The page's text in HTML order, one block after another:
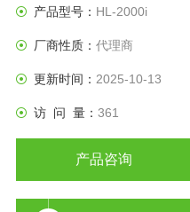
产品型号： HL-2000i
厂商性质： 代理商
更新时间： 2025-10-13
访 问 量： 361
产品咨询